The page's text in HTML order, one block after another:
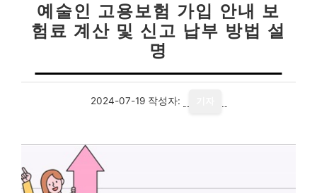
예술인 고용보험 가입 안내 보
험료 계산 및 신고 납부 방법 설
명
2024-07-19 작성자: